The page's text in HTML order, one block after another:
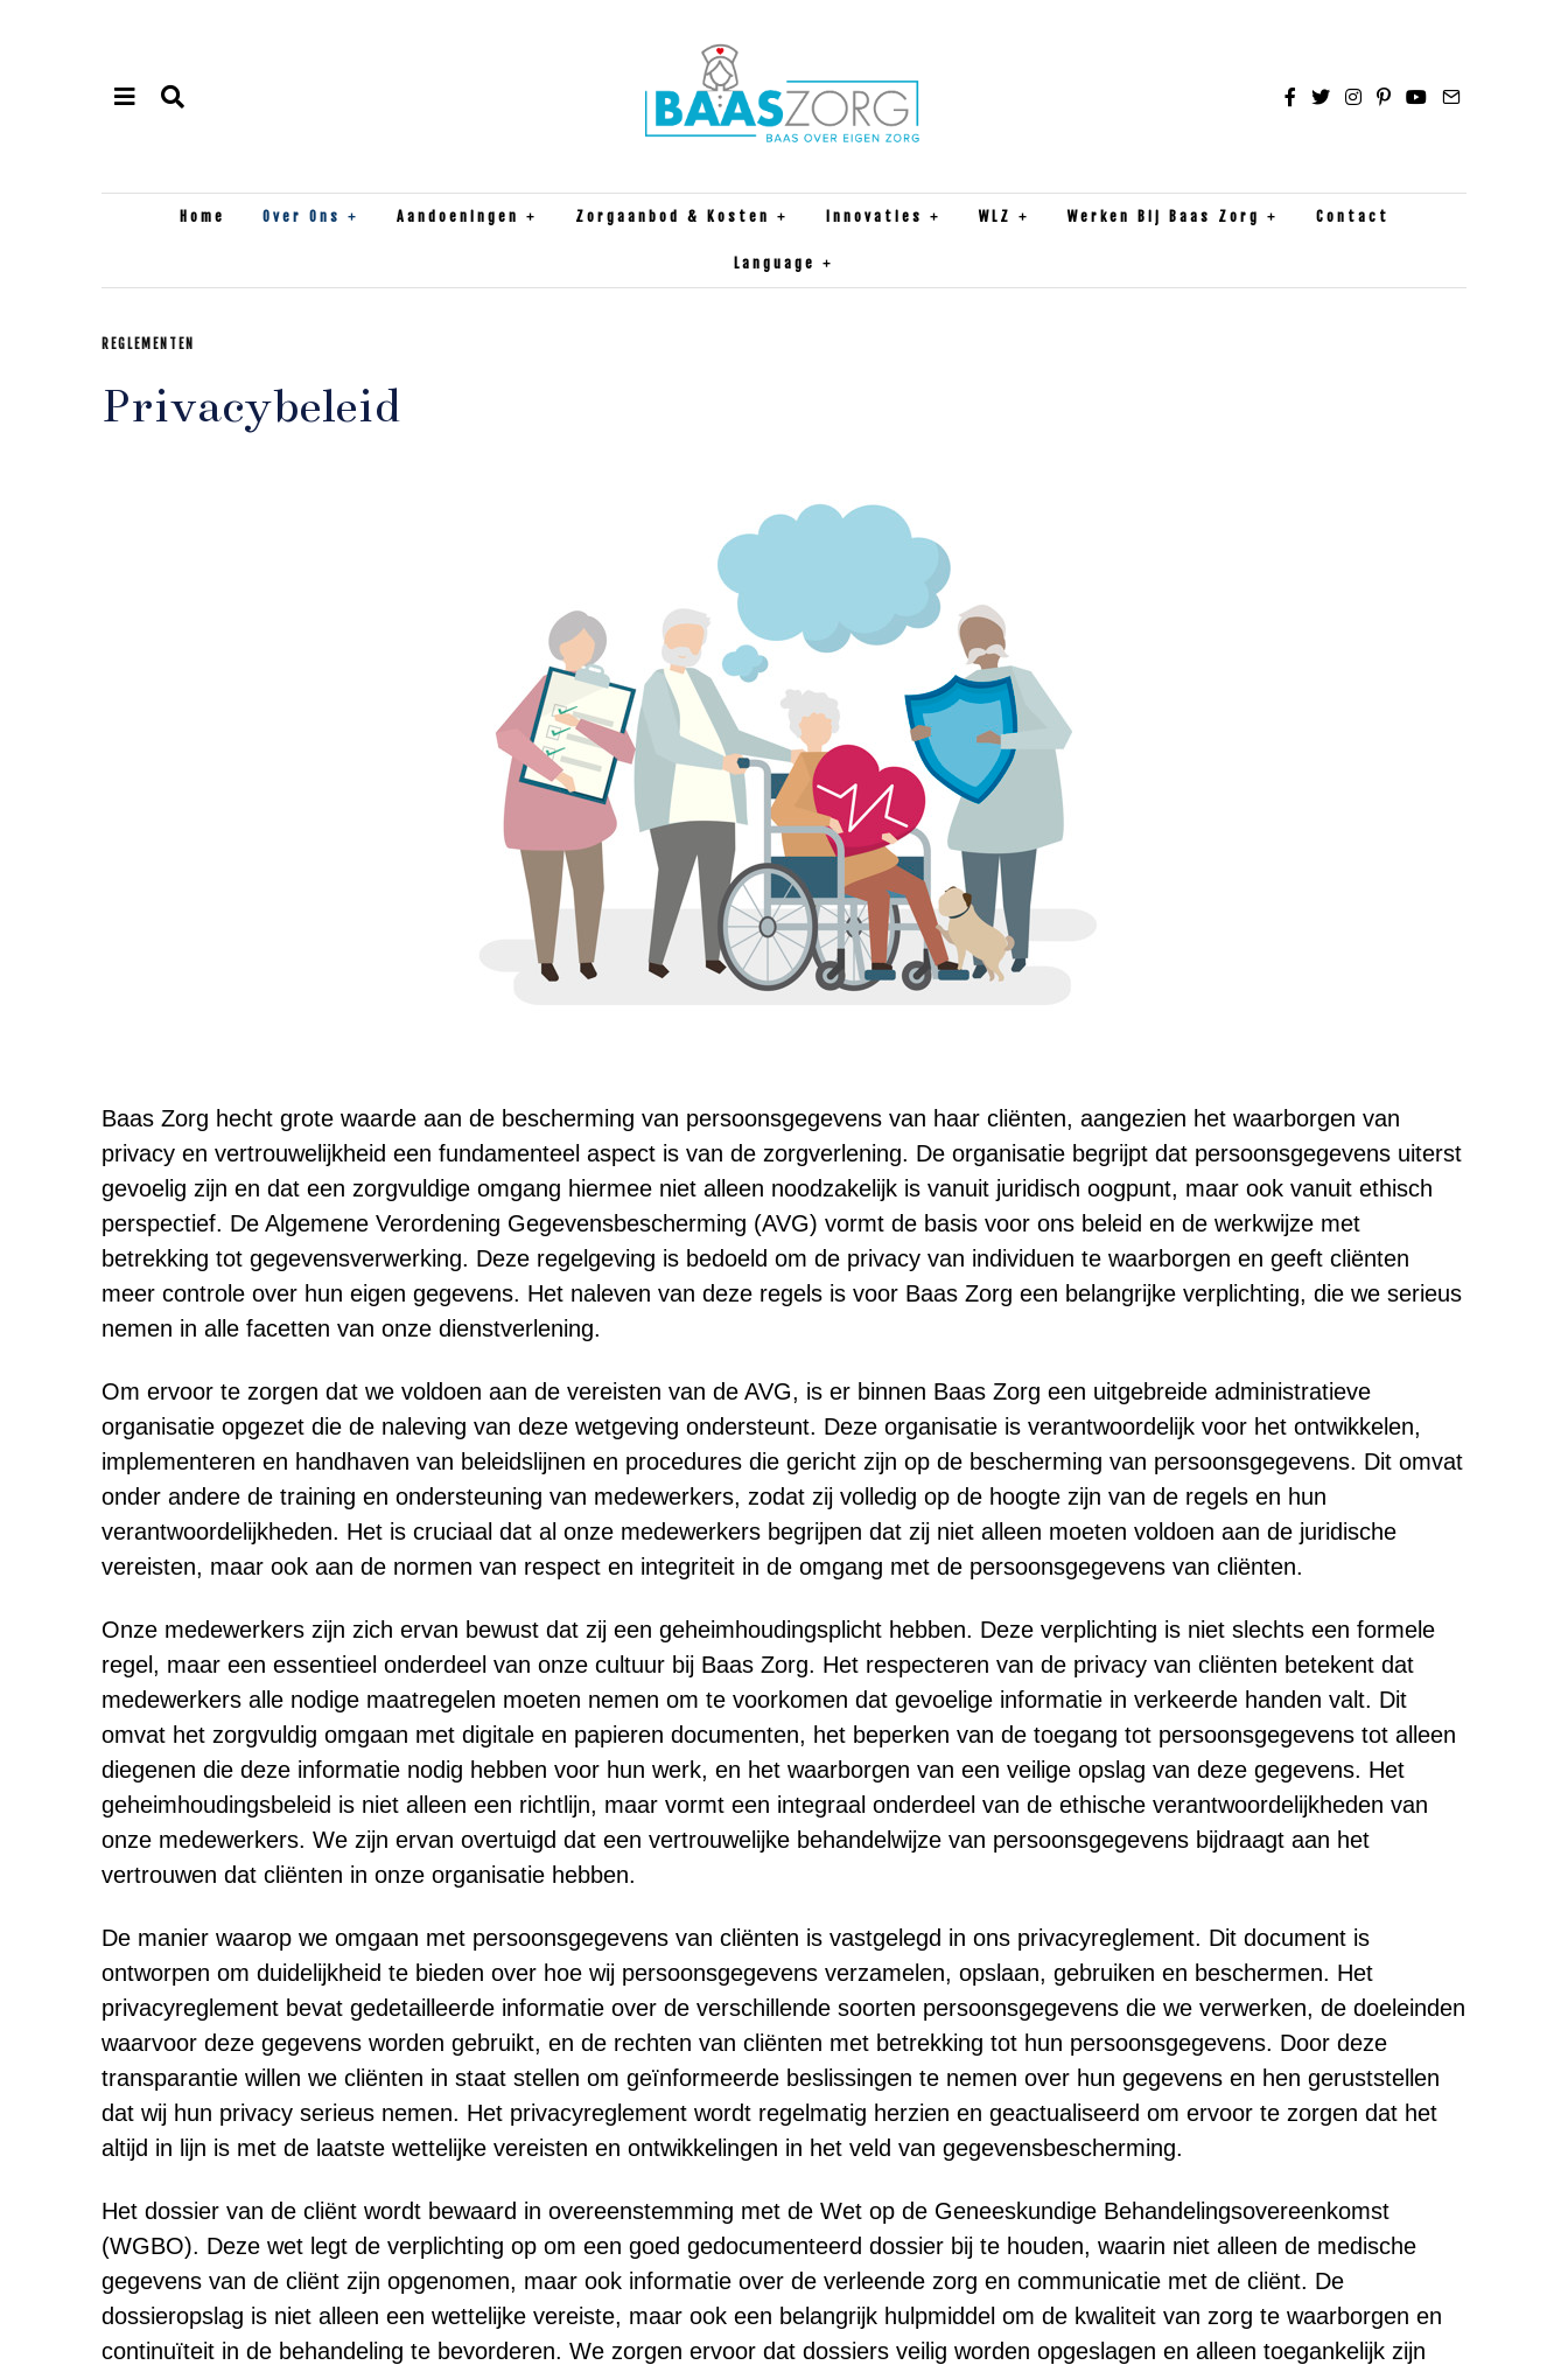
Home Over Ons Aandoeningen Zorgaanbod & Kosten Innovaties WLZ Werken Bij Baas Zorg Contact
Language
REGLEMENTEN
Privacybeleid
Baas Zorg hecht grote waarde aan de bescherming van persoonsgegevens van haar cliënten, aangezien het waarborgen van
privacy en vertrouwelijkheid een fundamenteel aspect is van de zorgverlening. De organisatie begrijpt dat persoonsgegevens uiterst
gevoelig zijn en dat een zorgvuldige omgang hiermee niet alleen noodzakelijk is vanuit juridisch oogpunt, maar ook vanuit ethisch
perspectief. De Algemene Verordening Gegevensbescherming (AVG) vormt de basis voor ons beleid en de werkwijze met
betrekking tot gegevensverwerking. Deze regelgeving is bedoeld om de privacy van individuen te waarborgen en geeft cliënten
meer controle over hun eigen gegevens. Het naleven van deze regels is voor Baas Zorg een belangrijke verplichting, die we serieus
nemen in alle facetten van onze dienstverlening.
Om ervoor te zorgen dat we voldoen aan de vereisten van de AVG, is er binnen Baas Zorg een uitgebreide administratieve
organisatie opgezet die de naleving van deze wetgeving ondersteunt. Deze organisatie is verantwoordelijk voor het ontwikkelen,
implementeren en handhaven van beleidslijnen en procedures die gericht zijn op de bescherming van persoonsgegevens. Dit omvat
onder andere de training en ondersteuning van medewerkers, zodat zij volledig op de hoogte zijn van de regels en hun
verantwoordelijkheden. Het is cruciaal dat al onze medewerkers begrijpen dat zij niet alleen moeten voldoen aan de juridische
vereisten, maar ook aan de normen van respect en integriteit in de omgang met de persoonsgegevens van cliënten.
Onze medewerkers zijn zich ervan bewust dat zij een geheimhoudingsplicht hebben. Deze verplichting is niet slechts een formele
regel, maar een essentieel onderdeel van onze cultuur bij Baas Zorg. Het respecteren van de privacy van cliënten betekent dat
medewerkers alle nodige maatregelen moeten nemen om te voorkomen dat gevoelige informatie in verkeerde handen valt. Dit
omvat het zorgvuldig omgaan met digitale en papieren documenten, het beperken van de toegang tot persoonsgegevens tot alleen
diegenen die deze informatie nodig hebben voor hun werk, en het waarborgen van een veilige opslag van deze gegevens. Het
geheimhoudingsbeleid is niet alleen een richtlijn, maar vormt een integraal onderdeel van de ethische verantwoordelijkheden van
onze medewerkers. We zijn ervan overtuigd dat een vertrouwelijke behandelwijze van persoonsgegevens bijdraagt aan het
vertrouwen dat cliënten in onze organisatie hebben.
De manier waarop we omgaan met persoonsgegevens van cliënten is vastgelegd in ons privacyreglement. Dit document is
ontworpen om duidelijkheid te bieden over hoe wij persoonsgegevens verzamelen, opslaan, gebruiken en beschermen. Het
privacyreglement bevat gedetailleerde informatie over de verschillende soorten persoonsgegevens die we verwerken, de doeleinden
waarvoor deze gegevens worden gebruikt, en de rechten van cliënten met betrekking tot hun persoonsgegevens. Door deze
transparantie willen we cliënten in staat stellen om geïnformeerde beslissingen te nemen over hun gegevens en hen geruststellen
dat wij hun privacy serieus nemen. Het privacyreglement wordt regelmatig herzien en geactualiseerd om ervoor te zorgen dat het
altijd in lijn is met de laatste wettelijke vereisten en ontwikkelingen in het veld van gegevensbescherming.
Het dossier van de cliënt wordt bewaard in overeenstemming met de Wet op de Geneeskundige Behandelingsovereenkomst
(WGBO). Deze wet legt de verplichting op om een goed gedocumenteerd dossier bij te houden, waarin niet alleen de medische
gegevens van de cliënt zijn opgenomen, maar ook informatie over de verleende zorg en communicatie met de cliënt. De
dossieropslag is niet alleen een wettelijke vereiste, maar ook een belangrijk hulpmiddel om de kwaliteit van zorg te waarborgen en
continuïteit in de behandeling te bevorderen. We zorgen ervoor dat dossiers veilig worden opgeslagen en alleen toegankelijk zijn